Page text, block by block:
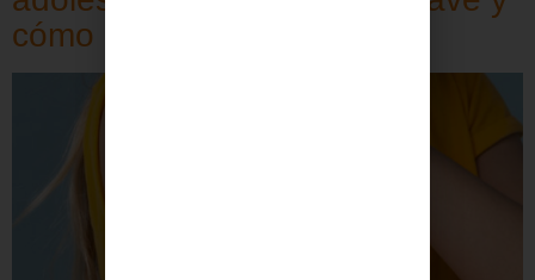
cómo protegerse a tiempo